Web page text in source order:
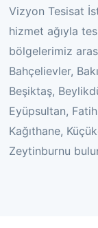
Vizyon Tesisat
hizmet ağıyla
bölgelerimiz
Bahçelievler,
Beşiktaş,
Eyüpsultan,
Kağıthane,
Zeytinburnu